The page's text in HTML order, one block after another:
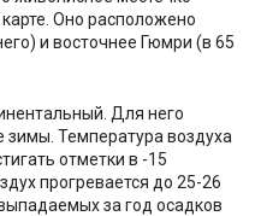
Оно расположено
и восточнее Гюмри (в 65
Для него
Температура воздуха
отметки в -15
прогревается до 25-26
за год осадков